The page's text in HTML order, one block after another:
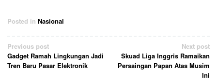
Posted in Nasional
Post
navigation
Previous post
Gadget Ramah Lingkungan Jadi
Tren Baru Pasar Elektronik
Next post
Skuad Liga Inggris Ramaikan
Persaingan Papan Atas Musim
Ini